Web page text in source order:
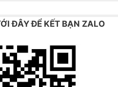
ĐÂY ĐỂ KẾT BẠN ZALO